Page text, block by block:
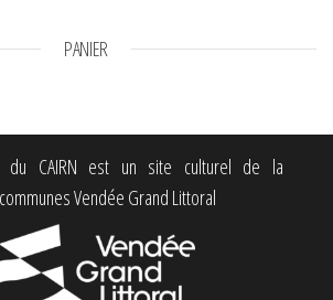
PANIER
du CAIRN est un site culturel de la
Vendée Grand Littoral